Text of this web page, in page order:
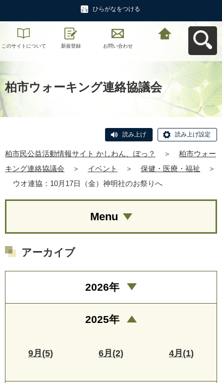
ひらがなをつける
このサイトについて 新規登録 お問い合わせ
柏市ウォーキング連絡協議会
読み上げ 読み上げ設定
柏市民公益活動情報サイト かしわん、ぽっ？ ＞
柏市ウォー
キング連絡協議会
＞ イベント ＞ 保健・医療・福祉
＞
ウオ連協：10月17日（金）神明社のお祭りへ
Menu
アーカイブ
2026年
2025年
9月(5) 6月(2) 4月(1)